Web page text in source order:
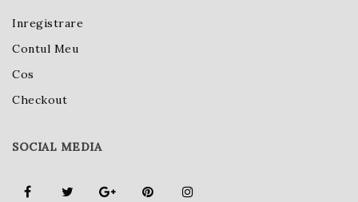
Inregistrare
Contul Meu
Cos
Checkout
SOCIAL MEDIA